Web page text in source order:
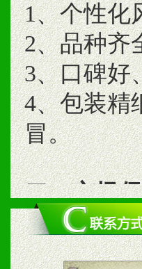
1、个性化
2、品种齐
3、口碑好
4、包装精
冒。
二、市场
1、统一市
商利润。